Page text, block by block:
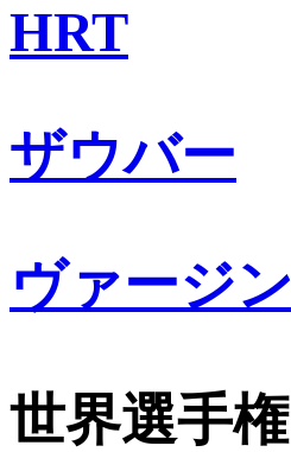
HRT
ザウバー
ヴァージン
世界選手権